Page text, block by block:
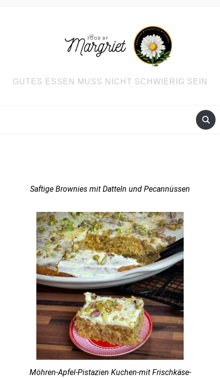
GUTES ESSEN MUSS NICHT SCHWIERIG SEIN
Saftige Brownies mit Datteln und Pecannüssen
Möhren-Apfel-Pistazien Kuchen-mit Frischkäse-